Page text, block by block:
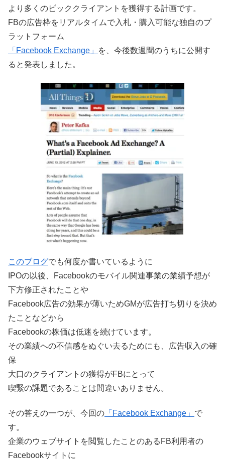
より多くのビッククライアントを獲得する計画です。
FBの広告枠をリアルタイムで入札・購入可能な独自のプ
ラットフォーム
「Facebook Exchange」
を、今後数週間のうちに公開す
ると発表しました。
このブログでも何度か書いているように
IPOの以後、Facebookのモバイル関連事業の業績予想が
下方修正されたことや
Facebook広告の効果が薄いためGMが広告打ち切りを決め
たことなどから
Facebookの株価は低迷を続けています。
その業績への不信感をぬぐい去るためにも、広告収入の確
保
大口のクライアントの獲得がFBにとって
喫緊の課題であることは間違いありません。
その答えの一つが、今回の 「Facebook Exchange」 で
す。
企業のウェブサイトを閲覧したことのあるFB利用者の
Facebookサイトに